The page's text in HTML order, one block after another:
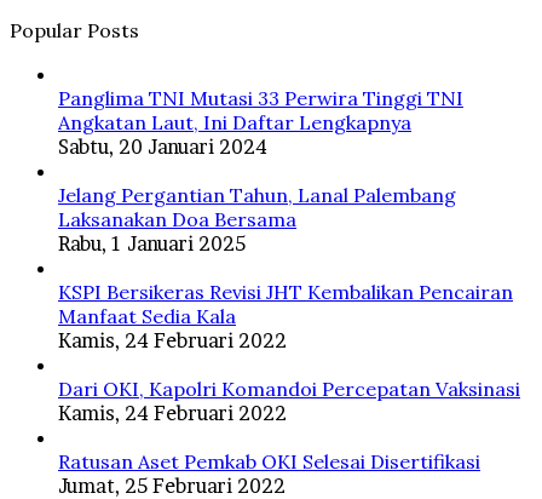
Popular Posts
Panglima TNI Mutasi 33 Perwira Tinggi TNI
Angkatan Laut, Ini Daftar Lengkapnya
Sabtu, 20 Januari 2024
Jelang Pergantian Tahun, Lanal Palembang
Laksanakan Doa Bersama
Rabu, 1 Januari 2025
KSPI Bersikeras Revisi JHT Kembalikan Pencairan
Manfaat Sedia Kala
Kamis, 24 Februari 2022
Dari OKI, Kapolri Komandoi Percepatan Vaksinasi
Kamis, 24 Februari 2022
Ratusan Aset Pemkab OKI Selesai Disertifikasi
Jumat, 25 Februari 2022